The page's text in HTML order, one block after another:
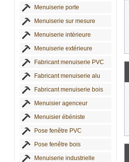
Menuiserie porte
Menuiserie sur mesure
Menuiserie intérieure
Menuiserie extérieure
Fabricant menuiserie PVC
Fabricant menuiserie alu
Fabricant menuiserie bois
Menuisier agenceur
Menuisier ébéniste
Pose fenêtre PVC
Pose fenêtre bois
Menuiserie industrielle